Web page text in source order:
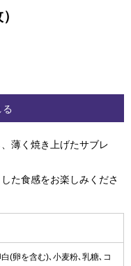
薄く焼き上げたサブレ
た食感をお楽しみくださ
(卵を含む)､小麦粉､乳糖､コ